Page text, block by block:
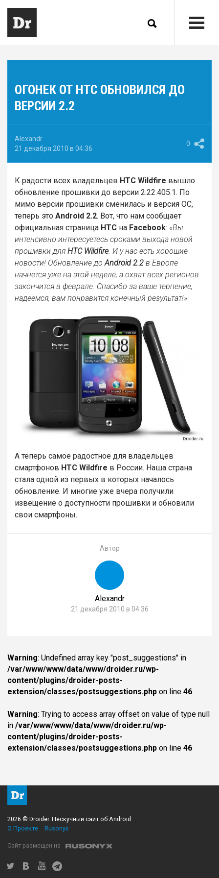
ОГОНЕК ОТ HTC ОБНОВИЛСЯ ДО
ВЕРСИИ 2.2
Alexandr
21 декабря 2010 в 04:36
0
К радости всех владельцев HTC Wildfire вышло
обновление прошивки до версии 2.22.405.1. По
мимо версии прошивки сменилась и версия ОС,
теперь это Android 2.2. Вот, что нам сообщает
официальная страница HTC на Facebook: «Вы
интенсивно интересуетесь сроками выхода новой
прошивки для HTC Wildfire. И у нас есть хорошие
новости! Обновление до Android 2.2 в Европе
начнется уже на этой неделе, а охват всех регионов
закончится в феврале. Спасибо за ваше терпение,
надеемся, вам понравится конечный результат!»
А теперь самое радостное для владельцев
смартфонов HTC Wildfire в России. Наша страна
стала одной из первых в которых началось
обновление. И многие уже вчера получили
извещение о доступности прошивки и обновили
свои смартфоны.
Автор
Alexandr
21 декабря 2010 в 04:36
Warning: Undefined array key "post_suggestions" in
/var/www/www/data/www/droider.ru/wp-
content/plugins/droider-posts-
extension/classes/postsuggestions.php on line 46
Warning: Trying to access array offset on value of type null
in /var/www/www/data/www/droider.ru/wp-
content/plugins/droider-posts-
extension/classes/postsuggestions.php on line 46
2026 © Droider. Нескучный сайт об Android
О Проекте
Rusonyx
Сайт размещен на